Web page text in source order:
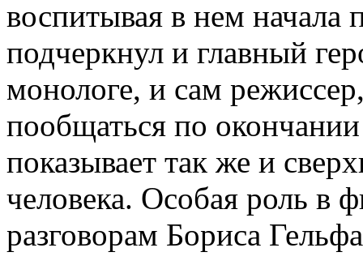
воспитывая в нем начала
подчеркнул и главный
монологе, и сам
пообщаться по
показывает так же и
человека. Особая роль в
разговорам Бориса